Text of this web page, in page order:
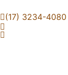
(17) 3234-4080